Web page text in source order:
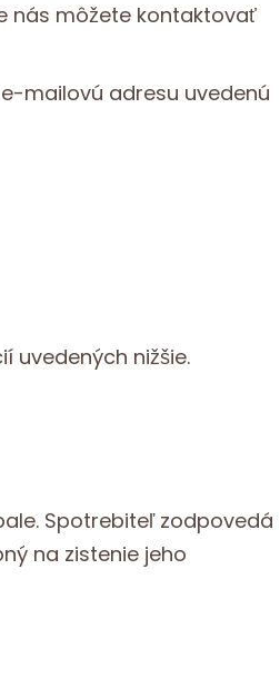
nás môžete kontaktovať
mailovú adresu uvedenú
uvedených nižšie.
Spotrebiteľ zodpovedá
na zistenie jeho